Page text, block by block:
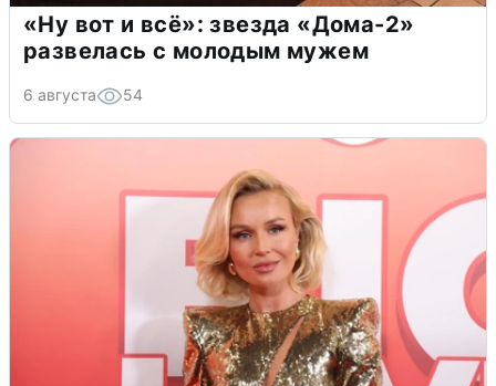
«Ну вот и всё»: звезда «Дома-2»
развелась с молодым мужем
6 августа 54